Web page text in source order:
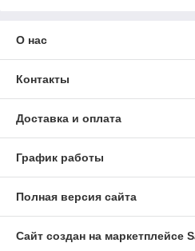
О нас
Контакты
Доставка и оплата
График работы
Полная версия сайта
Сайт создан на маркетплейсе